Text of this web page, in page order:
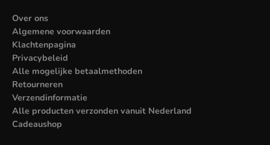
Rucksäcken und Kleidung im Verhältnis zum Kind, damit das
Geschenk wirklich genutzt wird.
Over ons
Algemene voorwaarden
Klachtenpagina
Privacybeleid
Alle mogelijke betaalmethoden
Retourneren
Verzendinformatie
Alle producten verzonden vanuit Nederland
Cadeaushop